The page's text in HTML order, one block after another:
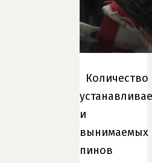
Количество
и
вынимаемых
пинов